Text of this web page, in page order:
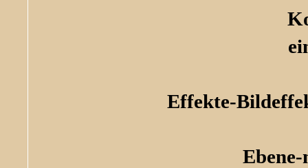
Effekte-
Ebene-